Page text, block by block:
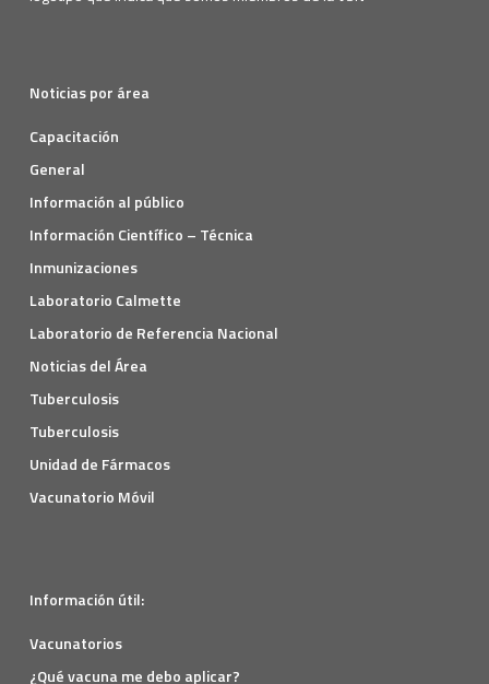
Noticias por área
Capacitación
General
Información al público
Información Científico – Técnica
Inmunizaciones
Laboratorio Calmette
Laboratorio de Referencia Nacional
Noticias del Área
Tuberculosis
Tuberculosis
Unidad de Fármacos
Vacunatorio Móvil
Información útil:
Vacunatorios
¿Qué vacuna me debo aplicar?